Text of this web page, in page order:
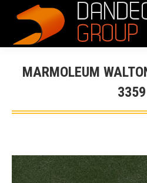
MARMOLEUM
3359